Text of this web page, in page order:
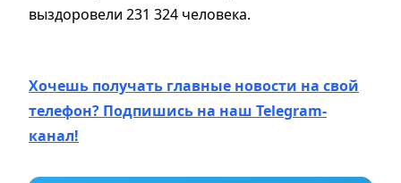
выздоровели 231 324 человека.
Хочешь получать главные новости на свой
телефон? Подпишись на наш Telegram-
канал!